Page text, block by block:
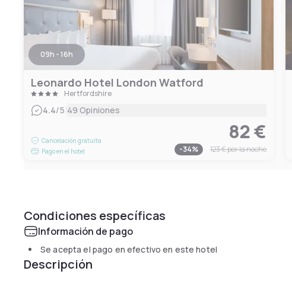
09h - 16h
Leonardo Hotel London Watford
Hertfordshire
4.4/5|49 Opiniones
Cancelación gratuita
Pago en el hotel
82 €
-34% 123 €por la noche
Condiciones específicas
Información de pago
Se acepta el pago en efectivo en este hotel
Descripción